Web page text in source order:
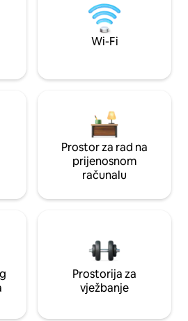
Wi-Fi
Prostor za rad na
prijenosnom
računalu
Prostorija za
vježbanje